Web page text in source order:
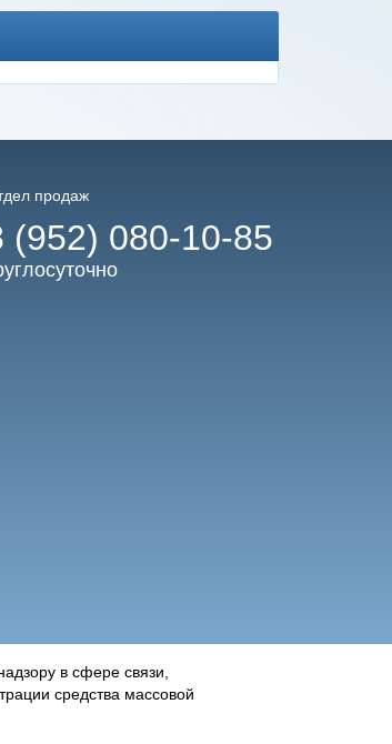
продаж
(952) 080-10-85
в сфере связи,
средства массовой